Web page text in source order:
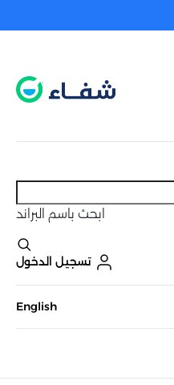
ابحث باسم البراند
تسجيل الدخول
English